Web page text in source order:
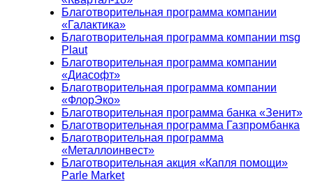
Благотворительная программа компании
«Галактика»
Благотворительная программа компании msg
Plaut
Благотворительная программа компании
«Диасофт»
Благотворительная программа компании
«ФлорЭко»
Благотворительная программа банка «Зенит»
Благотворительная программа Газпромбанка
Благотворительная программа
«Металлоинвест»
Благотворительная акция «Капля помощи»
Parle Market